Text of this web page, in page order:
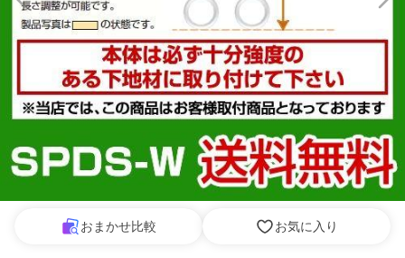
おまかせ比較 お気に入り